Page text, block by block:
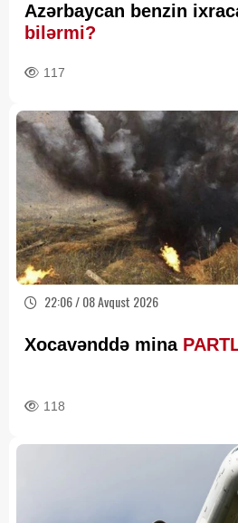
Azərbaycan benzin
bilərmi?
117
22:06 / 08 Avqust 2026
Xocavənddə mina
118